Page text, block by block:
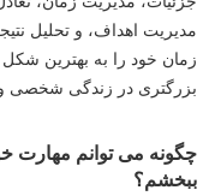
مدیریت اهداف، و تحلیل
زمان خود را به بهترین
بزرگتری در زندگی شخصی و
چگونه می توانم مهارت
ببخشم؟